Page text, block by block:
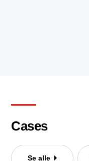
Cases
Se alle